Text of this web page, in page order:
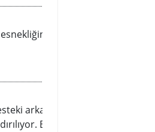
ve en hızlı veri aktarımını
arka plan gürültüsünü
Böylece oyunlarda veya